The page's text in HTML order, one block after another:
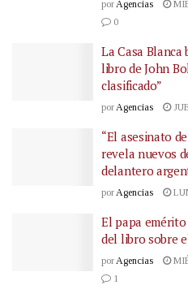
por Agencias
0
La Casa
libro de John
clasificado”
por Agencias
“El asesinato
revela nuevos
delantero
por Agencias
El papa
del libro sobre
por Agencias
1